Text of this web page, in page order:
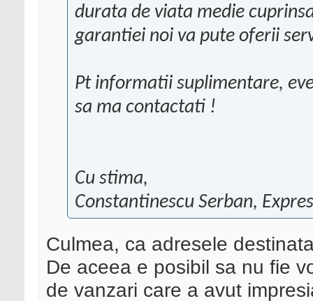
durata de viata medie
garantiei noi va pute oferii
Pt informatii suplimentare,
sa ma contactati !
Cu stima,
Constantinescu Serban,
Culmea, ca adresele
De aceea e posibil sa nu fie
de vanzari care a avut